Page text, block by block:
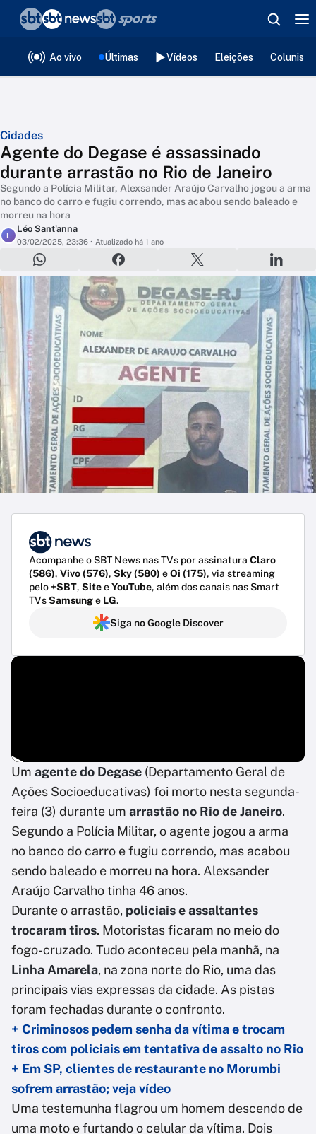
Ao vivo Últimas Vídeos Eleições
Cidades
Agente do Degase é assassinado
durante arrastão no Rio de Janeiro
Segundo a Polícia Militar, Alexsander Araújo Carvalho jogou a arma
no banco do carro e fugiu correndo, mas acabou sendo baleado e
morreu na hora
L
Léo Sant'anna
03/02/2025, 23:36 • Atualizado há 1 ano
Acompanhe o SBT News nas TVs por assinatura Claro
(586), Vivo (576), Sky (580) eOi (175), via streaming
pelo+SBT, SiteeYouTube, além dos canais nas Smart
TVsSamsunge LG.
Siga no Google Discover
Um agente do Degase (Departamento Geral de
Ações Socioeducativas) foi morto nesta segunda-
feira (3) durante um arrastão no Rio de Janeiro.
Segundo a Polícia Militar, o agente jogou a arma
no banco do carro e fugiu correndo, mas acabou
sendo baleado e morreu na hora. Alexsander
Araújo Carvalho tinha 46 anos.
Durante o arrastão, policiais e assaltantes
trocaram tiros. Motoristas ficaram no meio do
fogo-cruzado. Tudo aconteceu pela manhã, na
Linha Amarela, na zona norte do Rio, uma das
principais vias expressas da cidade. As pistas
foram fechadas durante o confronto.
+ Criminosos pedem senha da vítima e trocam
tiros com policiais em tentativa de assalto no Rio
+ Em SP, clientes de restaurante no Morumbi
sofrem arrastão; veja vídeo
Uma testemunha flagrou um homem descendo de
uma moto e furtando o celular da vítima. Dois
❮voltar
Editorias